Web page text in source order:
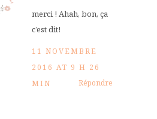
merci ! Ahah, bon, ça
c’est dit!
11 NOVEMBRE
2016 AT 9 H 26
MIN
Répondre